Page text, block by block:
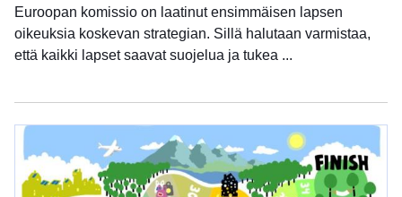
Euroopan komissio on laatinut ensimmäisen lapsen
oikeuksia koskevan strategian. Sillä halutaan varmistaa,
että kaikki lapset saavat suojelua ja tukea ...